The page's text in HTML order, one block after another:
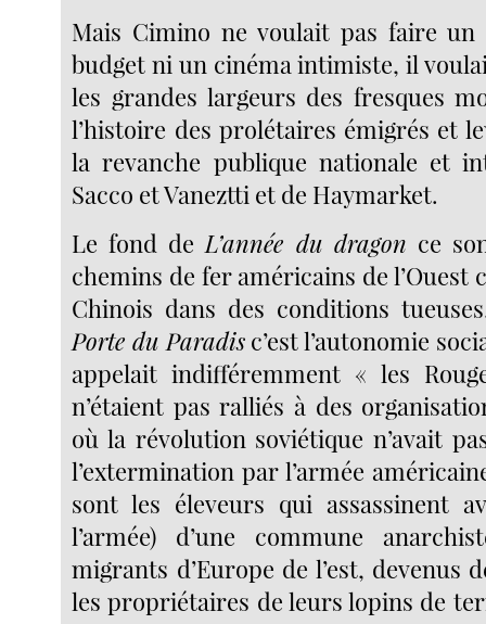
Mais Cimino ne voulait pas faire
budget ni un cinéma intimiste, il
les grandes largeurs des fresques
l’histoire des prolétaires émigrés et
la revanche publique nationale et
Sacco et Vaneztti et de Haymarket.
Le fond deL’année du dragon ce
chemins de fer américains de l’Ouest
Chinois dans des conditions
Porte du Paradisc’est l’autonomie
appelait indifféremment « les
n’étaient pas ralliés à des
où la révolution soviétique n’avait
l’extermination par l’armée
sont les éleveurs qui assassinent
l’armée) d’une commune
migrants d’Europe de l’est, devenus
les propriétaires de leurs lopins de